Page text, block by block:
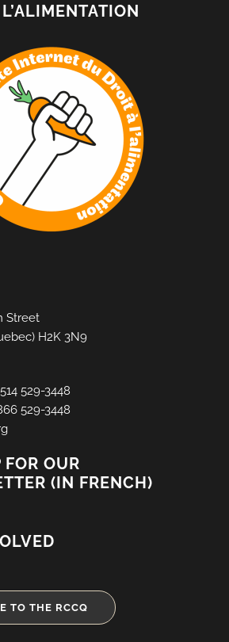
Street
H2K 3N9
529-3448
529-3448
OUR
(IN FRENCH)
TO THE RCCQ